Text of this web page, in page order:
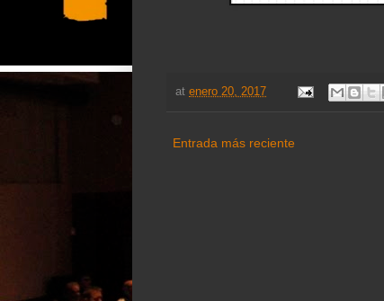
at enero 20, 2017
Entrada más reciente